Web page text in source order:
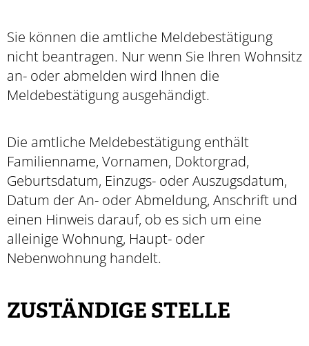
Sie können die amtliche Meldebestätigung
nicht beantragen. Nur wenn Sie Ihren Wohnsitz
an- oder abmelden wird Ihnen die
Meldebestätigung ausgehändigt.
Die amtliche Meldebestätigung enthält
Familienname, Vornamen, Doktorgrad,
Geburtsdatum, Einzugs- oder Auszugsdatum,
Datum der An- oder Abmeldung, Anschrift und
einen Hinweis darauf, ob es sich um eine
alleinige Wohnung, Haupt- oder
Nebenwohnung handelt.
ZUSTÄNDIGE STELLE